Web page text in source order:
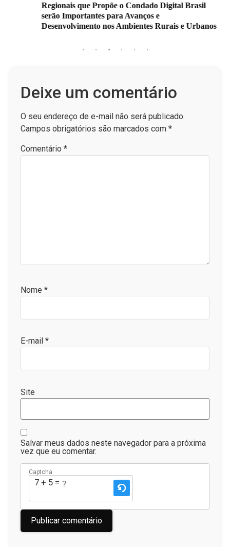
Regionais que Propõe o Condado Digital Brasil
serão Importantes para Avanços e
Desenvolvimento nos Ambientes Rurais e Urbanos
Deixe um comentário
O seu endereço de e-mail não será publicado.
Campos obrigatórios são marcados com *
Comentário *
Nome *
E-mail *
Site
Salvar meus dados neste navegador para a próxima
vez que eu comentar.
Captcha
7 + 5 = ?